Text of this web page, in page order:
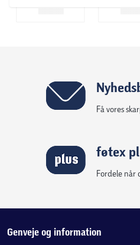
Få vores
føtex
Fordele når
Genveje og information